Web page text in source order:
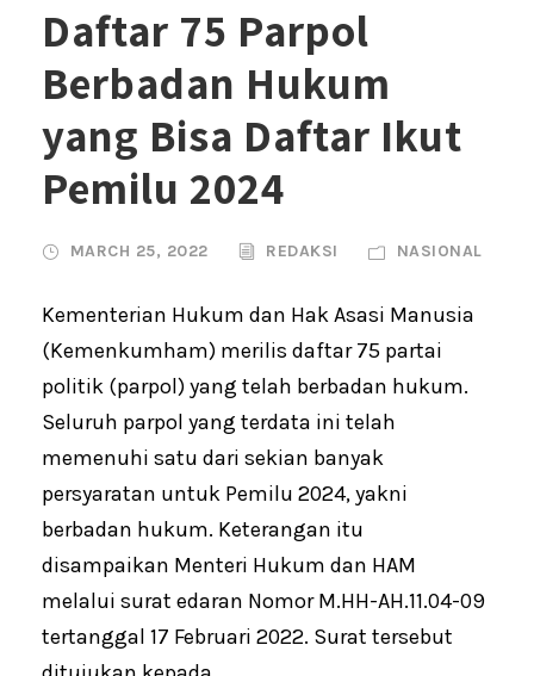
Daftar 75 Parpol
Berbadan Hukum
yang Bisa Daftar Ikut
Pemilu 2024
MARCH 25, 2022 REDAKSI NASIONAL
Kementerian Hukum dan Hak Asasi Manusia
(Kemenkumham) merilis daftar 75 partai
politik (parpol) yang telah berbadan hukum.
Seluruh parpol yang terdata ini telah
memenuhi satu dari sekian banyak
persyaratan untuk Pemilu 2024, yakni
berbadan hukum. Keterangan itu
disampaikan Menteri Hukum dan HAM
melalui surat edaran Nomor M.HH-AH.11.04-09
tertanggal 17 Februari 2022. Surat tersebut